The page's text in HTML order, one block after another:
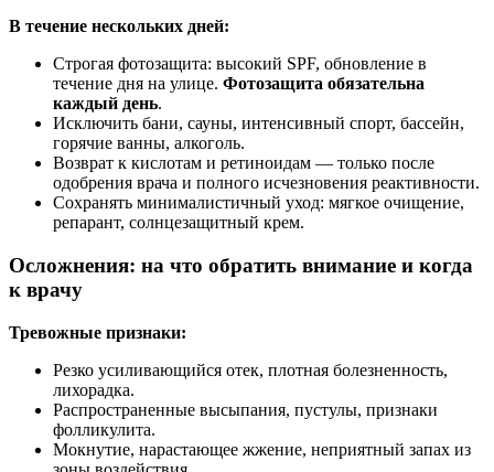
В течение нескольких дней:
Строгая фотозащита: высокий SPF, обновление в
течение дня на улице. Фотозащита обязательна
каждый день.
Исключить бани, сауны, интенсивный спорт, бассейн,
горячие ванны, алкоголь.
Возврат к кислотам и ретиноидам — только после
одобрения врача и полного исчезновения реактивности.
Сохранять минималистичный уход: мягкое очищение,
репарант, солнцезащитный крем.
Осложнения: на что обратить внимание и когда
к врачу
Тревожные признаки:
Резко усиливающийся отек, плотная болезненность,
лихорадка.
Распространенные высыпания, пустулы, признаки
фолликулита.
Мокнутие, нарастающее жжение, неприятный запах из